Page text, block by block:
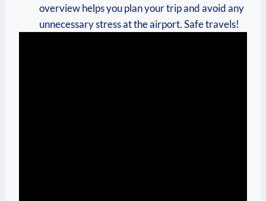
overview helps you plan your trip and avoid any
unnecessary stress at the airport. Safe travels!